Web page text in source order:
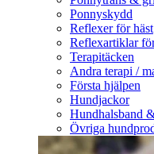
Ponnyskydd
Reflexer för häst
Reflexartiklar
Terapitäcken
Andra terapi /
Första hjälpen
Hundjackor
Hundhalsband
Övriga